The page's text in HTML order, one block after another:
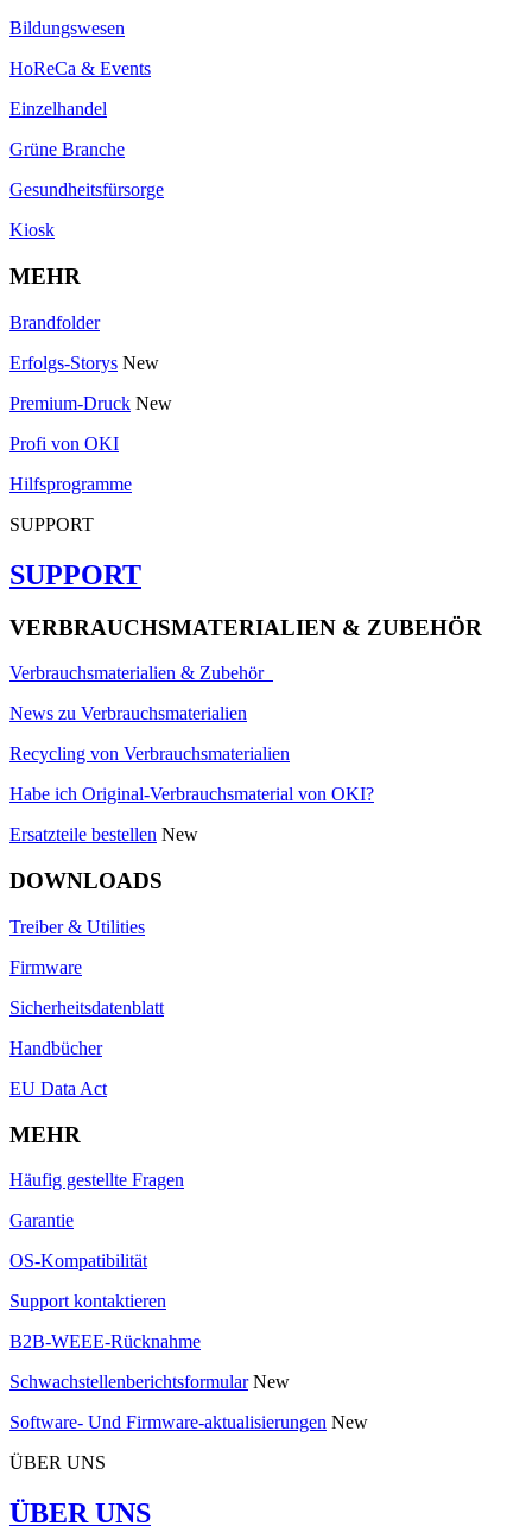
Bildungswesen
HoReCa & Events
Einzelhandel
Grüne Branche
Gesundheitsfürsorge
Kiosk
MEHR
Brandfolder
Erfolgs-Storys New
Premium-Druck New
Profi von OKI
Hilfsprogramme
SUPPORT
SUPPORT
VERBRAUCHSMATERIALIEN & ZUBEHÖR
Verbrauchsmaterialien & Zubehör
News zu Verbrauchsmaterialien
Recycling von Verbrauchsmaterialien
Habe ich Original-Verbrauchsmaterial von OKI?
Ersatzteile bestellen New
DOWNLOADS
Treiber & Utilities
Firmware
Sicherheitsdatenblatt
Handbücher
EU Data Act
MEHR
Häufig gestellte Fragen
Garantie
OS-Kompatibilität
Support kontaktieren
B2B-WEEE-Rücknahme
Schwachstellenberichtsformular New
Software- Und Firmware-aktualisierungen New
ÜBER UNS
ÜBER UNS